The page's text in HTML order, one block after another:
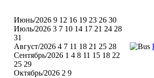
Июнь/2026 9 12 16 19 23 26 30
Июль/2026 3 7 10 14 17 21 24 28
31
Август/2026 4 7 11 18 21 25 28
Сентябрь/2026 1 4 8 11 15 18 22
25 29
Октябрь/2026 2 9